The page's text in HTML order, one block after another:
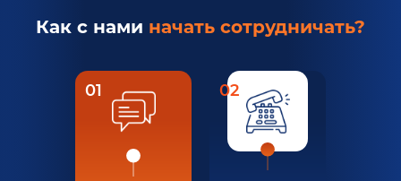
Как с нами начать сотрудничать?
01 02